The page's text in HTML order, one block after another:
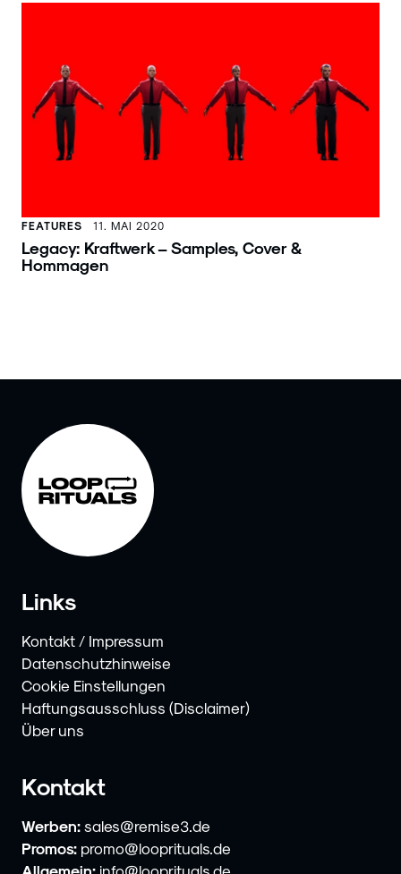
FEATURES 11. MAI 2020
Legacy: Kraftwerk – Samples, Cover &
Hommagen
Links
Kontakt / Impressum
Datenschutzhinweise
Cookie Einstellungen
Haftungsausschluss (Disclaimer)
Über uns
Kontakt
Werben: sales@remise3.de
Promos: promo@looprituals.de
Allgemein: info@looprituals.de